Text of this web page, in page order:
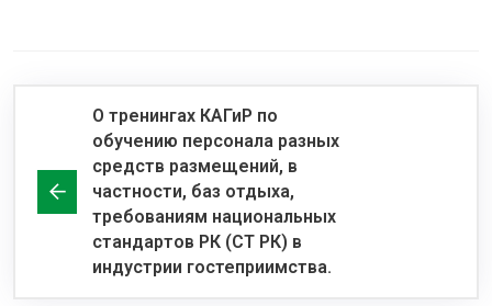
О тренингах КАГиР по
обучению персонала разных
средств размещений, в
частности, баз отдыха,
требованиям национальных
стандартов РК (СТ РК) в
индустрии гостеприимства.